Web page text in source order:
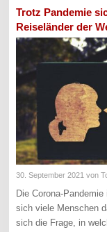
Trotz Pandemie
Reiseländer der
30. September 2021 von
Die Corona-
sich viele Menschen
sich die Frage, in